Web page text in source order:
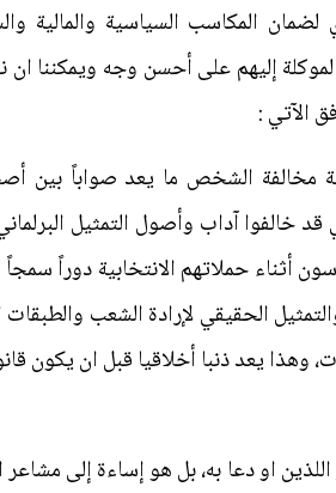
المكاسب السياسية والمالية
إليهم على أحسن وجه ويمكننا
الآتي :
مخالفة الشخص ما يعد صواباً
قد خالفوا آداب وأصول التمثيل
حملاتهم الانتخابية دوراً سمجاً
الحقيقي لإرادة الشعب
وهذا يعد ذنبا أخلاقيا قبل ان يكون
اللذين او دعا به، بل هو إساءة إلى